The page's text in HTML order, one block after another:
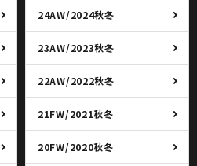
24AW/2024秋冬
23AW/2023秋冬
22AW/2022秋冬
21FW/2021秋冬
20FW/2020秋冬